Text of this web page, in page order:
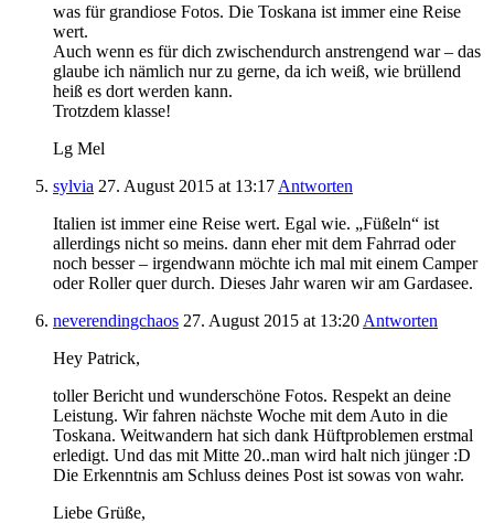
was für grandiose Fotos. Die Toskana ist immer eine Reise
wert.
Auch wenn es für dich zwischendurch anstrengend war – das
glaube ich nämlich nur zu gerne, da ich weiß, wie brüllend
heiß es dort werden kann.
Trotzdem klasse!
Lg Mel
sylvia 27. August 2015 at 13:17 Antworten
Italien ist immer eine Reise wert. Egal wie. „Füßeln“ ist
allerdings nicht so meins. dann eher mit dem Fahrrad oder
noch besser – irgendwann möchte ich mal mit einem Camper
oder Roller quer durch. Dieses Jahr waren wir am Gardasee.
neverendingchaos 27. August 2015 at 13:20 Antworten
Hey Patrick,
toller Bericht und wunderschöne Fotos. Respekt an deine
Leistung. Wir fahren nächste Woche mit dem Auto in die
Toskana. Weitwandern hat sich dank Hüftproblemen erstmal
erledigt. Und das mit Mitte 20..man wird halt nich jünger :D
Die Erkenntnis am Schluss deines Post ist sowas von wahr.
Liebe Grüße,